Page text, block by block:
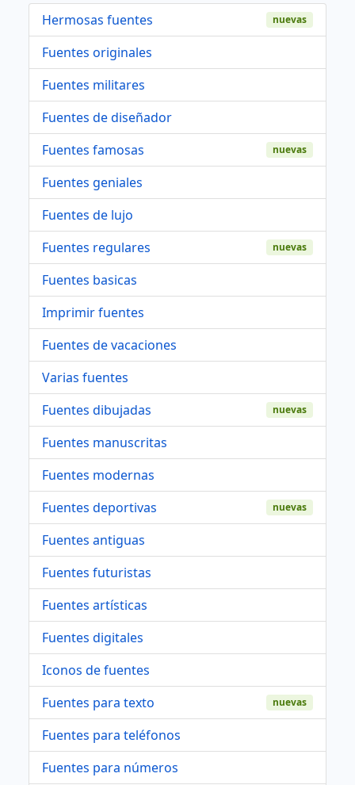
Hermosas fuentes nuevas
Fuentes originales
Fuentes militares
Fuentes de diseñador
Fuentes famosas
nuevas
Fuentes geniales
Fuentes de lujo
Fuentes regulares
nuevas
Fuentes basicas
Imprimir fuentes
Fuentes de vacaciones
Varias fuentes
Fuentes dibujadas
nuevas
Fuentes manuscritas
Fuentes modernas
Fuentes deportivas
nuevas
Fuentes antiguas
Fuentes futuristas
Fuentes artísticas
Fuentes digitales
Iconos de fuentes
Fuentes para texto
nuevas
Fuentes para teléfonos
Fuentes para números